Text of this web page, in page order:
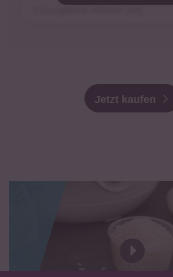
Jetzt kaufen